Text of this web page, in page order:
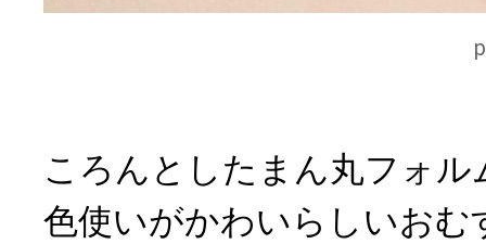
ころんとしたまん丸フォ
色使いがかわいらしいおむ